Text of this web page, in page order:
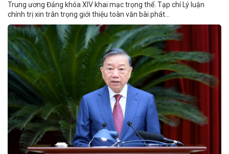
Trung ương Đảng khóa XIV khai mạc trọng thể. Tạp chí Lý luận
chính trị xin trân trọng giới thiệu toàn văn bài phát...